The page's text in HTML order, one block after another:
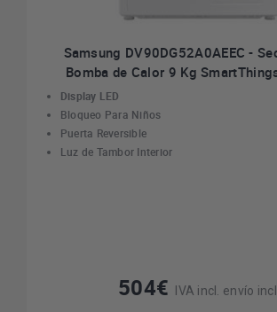
Samsung DV90DG52A0AEEC -
Bomba de Calor 9 Kg
Display LED
Bloqueo Para Niños
Puerta Reversible
Luz de Tambor Interior
504€ IVA incl. envío incl.